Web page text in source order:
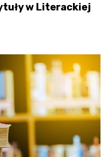
w Literackiej